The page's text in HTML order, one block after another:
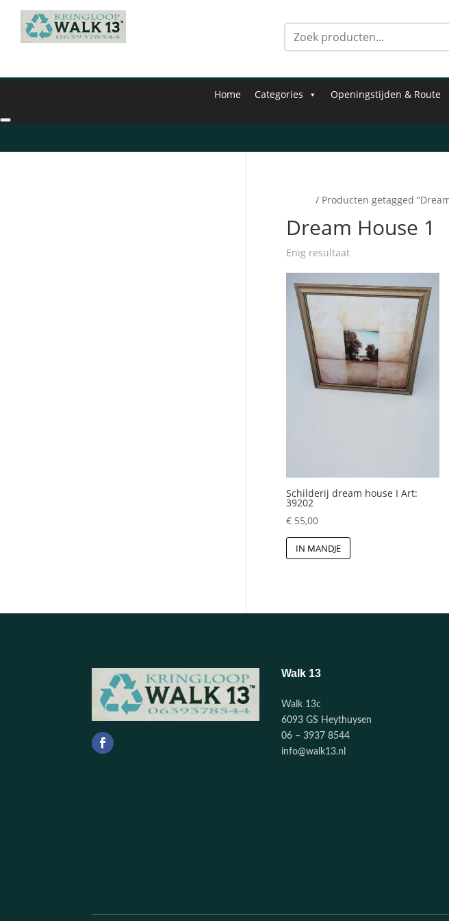
Home Categories Openingstijden & Route
/ Producten getagged
Dream House 1
Enig resultaat
Schilderij dream house I Art:
39202
€55,00
IN MANDJE
Walk 13
Walk 13c
6093 GS Heythuysen
06 – 3937 8544
info@walk13.nl